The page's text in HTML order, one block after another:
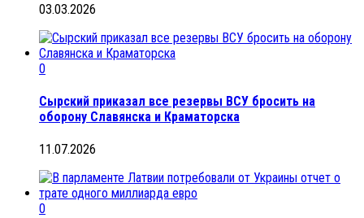
03.03.2026
0
Сырский приказал все резервы ВСУ бросить на
оборону Славянска и Краматорска
11.07.2026
0